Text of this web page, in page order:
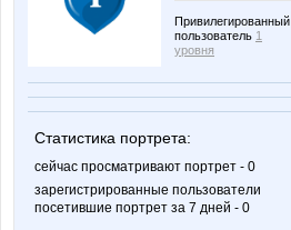
Привилегированный
пользователь 1
уровня
Статистика портрета:
сейчас просматривают портрет - 0
зарегистрированные пользователи
посетившие портрет за 7 дней - 0